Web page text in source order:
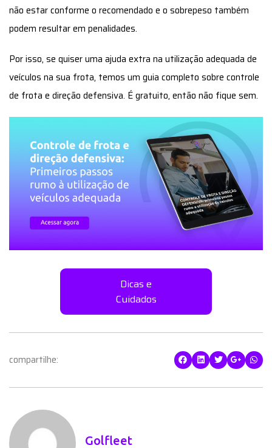
não estar conforme o recomendado e o sobrepeso também
podem resultar em penalidades.
Por isso, se quiser uma ajuda extra na utilização adequada de
veículos na sua frota, temos um guia completo sobre controle
de frota e direção defensiva. É gratuito, então não fique sem.
Dicas e
Cuidados
compartilhe:
Golfleet